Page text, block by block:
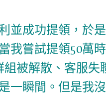
並成功提領，於
我嘗試提領50萬
被解散、客服失
一瞬間。但是我